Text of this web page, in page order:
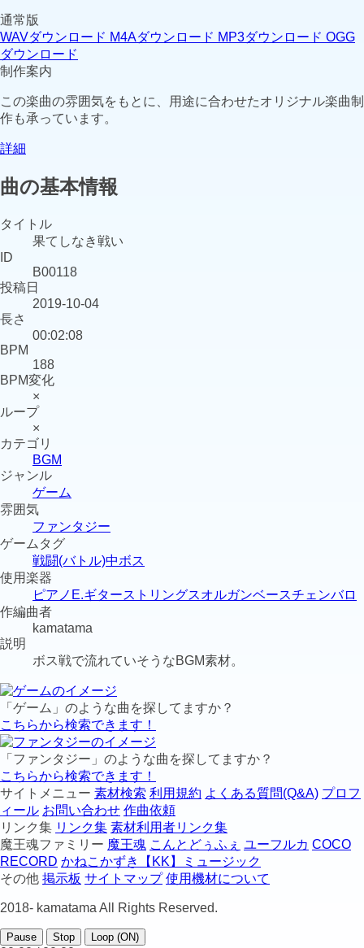
通常版
WAVダウンロード M4Aダウンロード MP3ダウンロード OGG
ダウンロード
制作案内
この楽曲の雰囲気をもとに、用途に合わせたオリジナル楽曲制
作も承っています。
詳細
曲の基本情報
タイトル
果てしなき戦い
ID
B00118
投稿日
2019-10-04
長さ
00:02:08
BPM
188
BPM変化
×
ループ
×
カテゴリ
BGM
ジャンル
ゲーム
雰囲気
ファンタジー
ゲームタグ
戦闘(バトル)中ボス
使用楽器
ピアノ E.ギターストリングスオルガンベースチェンバロ
作編曲者
kamatama
説明
ボス戦で流れていそうなBGM素材。
「ゲーム」のような曲を探してますか？
こちらから検索できます！
「ファンタジー」のような曲を探してますか？
こちらから検索できます！
サイトメニュー 素材検索 利用規約 よくある質問(Q&A) プロフ
ィール お問い合わせ 作曲依頼
リンク集 リンク集 素材利用者リンク集
魔王魂ファミリー 魔王魂 こんとどぅふぇ ユーフルカ COCO
RECORD かねこかずき【KK】ミュージック
その他 掲示板 サイトマップ 使用機材について
2018- kamatama All Rights Reserved.
Pause Stop Loop (ON)